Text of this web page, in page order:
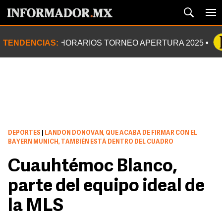
TENDENCIAS: HORARIOS TORNEO APERTURA 2025
DEPORTES
LANDON DONOVAN, QUE ACABA DE FIRMAR CON EL
BAYERN MUNICH, TAMBIÉN ESTÁ DENTRO DEL CUADRO
Cuauhtémoc Blanco,
parte del equipo ideal de
la MLS